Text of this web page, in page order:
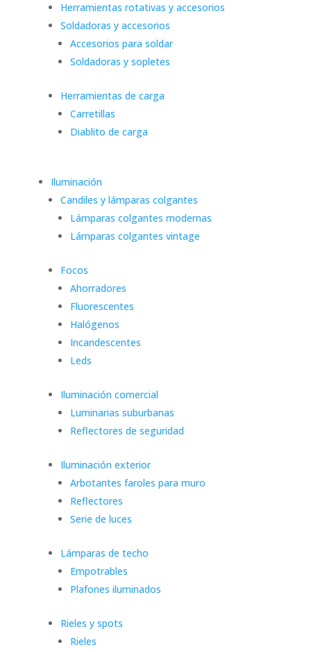
Herramientas rotativas y accesorios
Soldadoras y accesorios
Accesorios para soldar
Soldadoras y sopletes
Herramientas de carga
Carretillas
Diablito de carga
Iluminación
Candiles y lámparas colgantes
Lámparas colgantes modernas
Lámparas colgantes vintage
Focos
Ahorradores
Fluorescentes
Halógenos
Incandescentes
Leds
Iluminación comercial
Luminarias suburbanas
Reflectores de seguridad
Iluminación exterior
Arbotantes faroles para muro
Reflectores
Serie de luces
Lámparas de techo
Empotrables
Plafones iluminados
Rieles y spots
Rieles